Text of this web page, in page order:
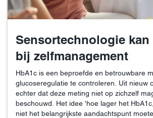
Sensortechnologie kan
bij zelfmanagement
HbA1c is een beproefde en betrouwbare
glucoseregulatie te controleren. Uit nieuw
echter dat deze meting niet op zichzelf
beschouwd. Het idee 'hoe lager het
niet het belangrijkste aandachtspunt